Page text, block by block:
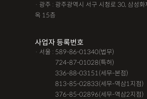
· 광주 : 광주광역시 서구 시청로 30, 삼성
옥 15층
사업자 등록번호
· 서울 : 589-86-01340(법무)
724-87-01028(특허)
336-88-03151(세무-본점)
813-85-02833(세무-역삼1지점)
376-85-02896(세무-역삼2지점)